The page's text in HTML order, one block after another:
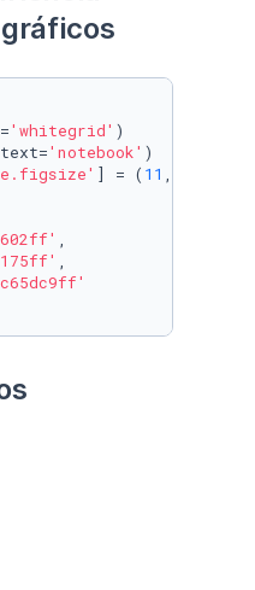
'whitegrid' )
'notebook' )
] = ( 11 ,
,
,